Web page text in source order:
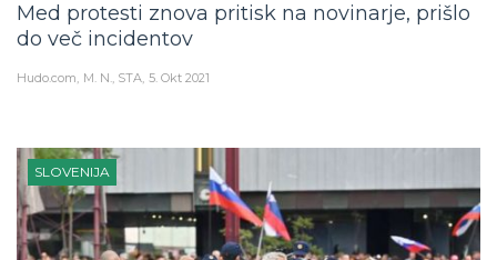
Med protesti znova pritisk na novinarje, prišlo
do več incidentov
Hudo.com M. N., STA 5. Okt 2021
SLOVENIJA